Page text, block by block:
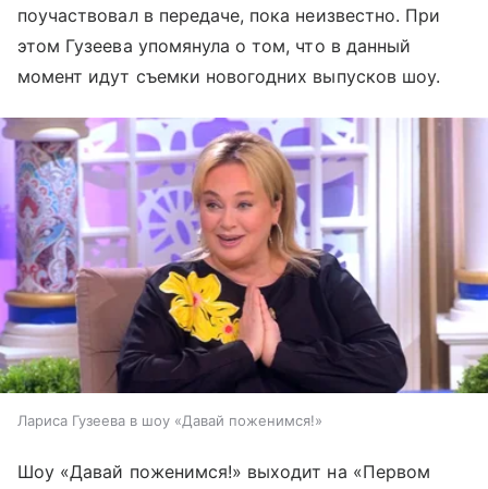
поучаствовал в передаче, пока неизвестно. При
этом Гузеева упомянула о том, что в данный
момент идут съемки новогодних выпусков шоу.
Лариса Гузеева в шоу «Давай поженимся!»
Шоу «Давай поженимся!» выходит на «Первом